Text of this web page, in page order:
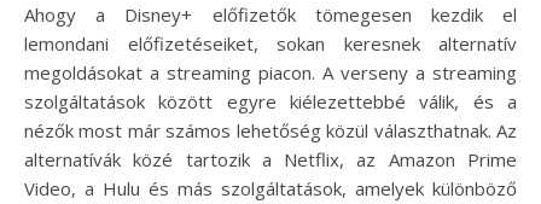
Ahogy a Disney+ előfizetők tömegesen kezdik el
lemondani előfizetéseiket, sokan keresnek alternatív
megoldásokat a streaming piacon. A verseny a streaming
szolgáltatások között egyre kiélezettebbé válik, és a
nézők most már számos lehetőség közül választhatnak. Az
alternatívák közé tartozik a Netflix, az Amazon Prime
Video, a Hulu és más szolgáltatások, amelyek különböző